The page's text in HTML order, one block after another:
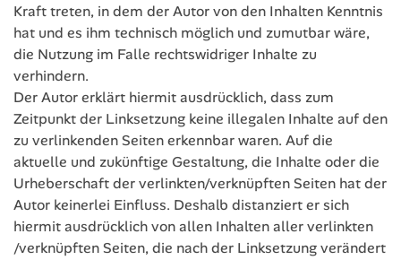
Kraft treten, in dem der Autor von den Inhalten Kenntnis
hat und es ihm technisch möglich und zumutbar wäre,
die Nutzung im Falle rechtswidriger Inhalte zu
verhindern.
Der Autor erklärt hiermit ausdrücklich, dass zum
Zeitpunkt der Linksetzung keine illegalen Inhalte auf den
zu verlinkenden Seiten erkennbar waren. Auf die
aktuelle und zukünftige Gestaltung, die Inhalte oder die
Urheberschaft der verlinkten/verknüpften Seiten hat der
Autor keinerlei Einfluss. Deshalb distanziert er sich
hiermit ausdrücklich von allen Inhalten aller verlinkten
/verknüpften Seiten, die nach der Linksetzung verändert